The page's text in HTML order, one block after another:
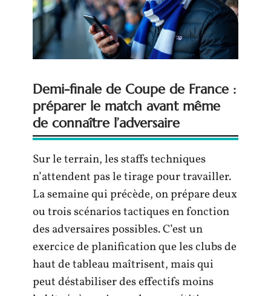
Demi-finale de Coupe de France :
préparer le match avant même
de connaître l’adversaire
Sur le terrain, les staffs techniques
n’attendent pas le tirage pour travailler.
La semaine qui précède, on prépare deux
ou trois scénarios tactiques en fonction
des adversaires possibles. C’est un
exercice de planification que les clubs de
haut de tableau maîtrisent, mais qui
peut déstabiliser des effectifs moins